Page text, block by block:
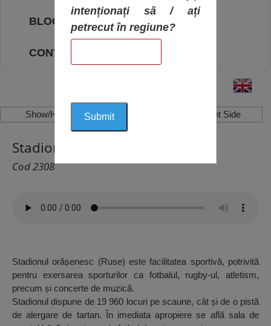
BLOG
CONTACT
Show/Hide Left Side Show/Hide Right Side
Stadionul Orășenesc, Ruse
Cod 2308
Stadionul orășenesc (Ruse) este facilitatea sportivă, potrivită
pentru exersarea sporturilor ca fotbalul, rugby-ul, atletism,
precum și concerte de muzică.
Stadionul dispune de 19 960 locuri pe scaune, cât și de o pistă
de alergare de tartan. În imediata apropiere se află sala de
intenționați să / ați
petrecut în regiune?